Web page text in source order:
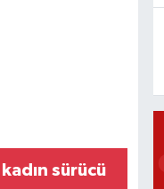
sürücü